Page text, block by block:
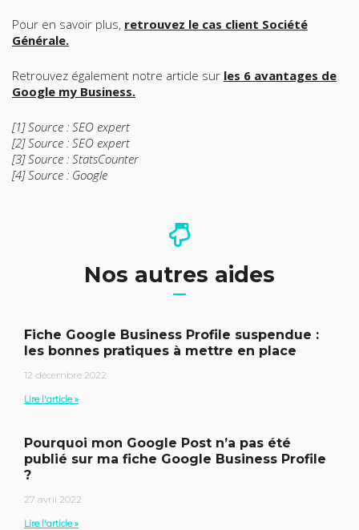
Pour en savoir plus, retrouvez le cas client Société
Générale.
Retrouvez également notre article sur les 6 avantages de
Google my Business.
[1]Source : SEO expert
[2]Source : SEO expert
[3]Source : StatsCounter
[4]Source : Google
Nos autres aides
Fiche Google Business Profile suspendue :
les bonnes pratiques à mettre en place
12 décembre 2022
Lire l'article »
Pourquoi mon Google Post n’a pas été
publié sur ma fiche Google Business Profile
?
27 avril 2022
Lire l'article »